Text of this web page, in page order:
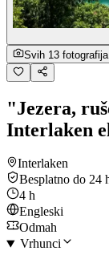
Svih 13 fotografija
"Jezera,
Interlaken
Interlaken
Besplatno do 24
4 h
Engleski
Odmah
Vrhunci